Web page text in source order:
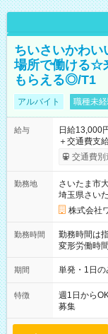
ちいさいかわい
場所で働ける☆
もらえる◎/T1
アルバイト 職種未
給与
日給13,000
＋交通費支給 ★交通費全額支給！ ┗案件により規定あり ★
いOK！（
ンビニATMか
交通費別
勤務地
さいたま市
埼玉県さい
株式会社
勤務時間
勤務時間は
変形労働時間制 想
～21：00
期間 単発・1日の
特徴
週1日から
募集